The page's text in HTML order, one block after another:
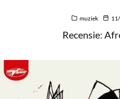
muziek
Recensie: